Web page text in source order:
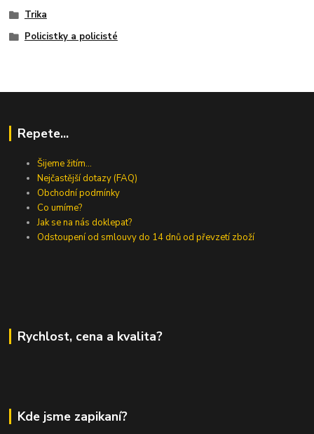
Trika
Policistky a policisté
Repete...
Šijeme žitím...
Nejčastější dotazy (FAQ)
Obchodní podmínky
Co umíme?
Jak se na nás doklepat?
Odstoupení od smlouvy do 14 dnů od převzetí zboží
Rychlost, cena a kvalita?
Kde jsme zapikaní?